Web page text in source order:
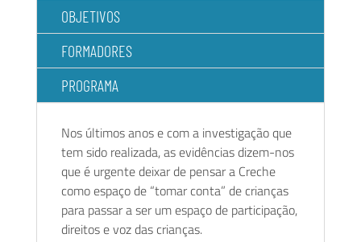
OBJETIVOS
FORMADORES
PROGRAMA
Nos últimos anos e com a investigação que
tem sido realizada, as evidências dizem-nos
que é urgente deixar de pensar a Creche
como espaço de “tomar conta” de crianças
para passar a ser um espaço de participação,
direitos e voz das crianças.
SUBSCREVA A NOSSA NEWSLETTER E FIQUE A PAR
Escolha a informação que pretende receber: